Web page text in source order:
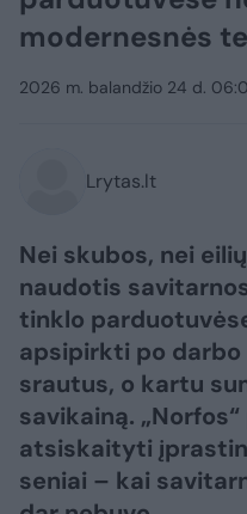
modernesnės
2026 m. balandžio 24 d.
Lrytas.lt
Nei skubos, nei
naudotis
tinklo
apsipirkti po
srautus, o kartu
savikainą.
atsiskaityti
seniai – kai